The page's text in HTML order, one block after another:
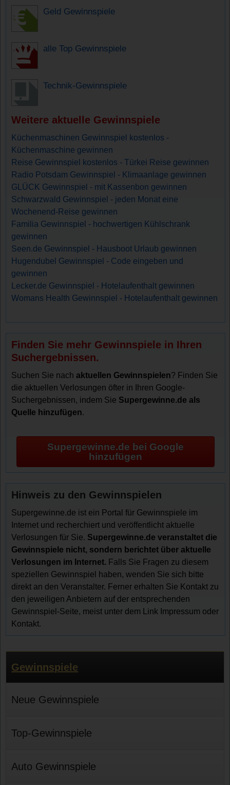
Geld Gewinnspiele
alle Top Gewinnspiele
Technik-Gewinnspiele
Weitere aktuelle Gewinnspiele
Küchenmaschinen Gewinnspiel kostenlos -
Küchenmaschine gewinnen
Reise Gewinnspiel kostenlos - Türkei Reise gewinnen
Radio Potsdam Gewinnspiel - Klimaanlage gewinnen
GLÜCK Gewinnspiel - mit Kassenbon gewinnen
Schwarzwald Gewinnspiel - jeden Monat eine
Wochenend-Reise gewinnen
Familia Gewinnspiel - hochwertigen Kühlschrank
gewinnen
Seen.de Gewinnspiel - Hausboot Urlaub gewinnen
Hugendubel Gewinnspiel - Code eingeben und
gewinnen
Lecker.de Gewinnspiel - Hotelaufenthalt gewinnen
Womans Health Gewinnspiel - Hotelaufenthalt gewinnen
Finden Sie mehr Gewinnspiele in Ihren
Suchergebnissen.
Suchen Sie nachaktuellen Gewinnspielen? Finden Sie
die aktuellen Verlosungen öfter in Ihren Google-
Suchergebnissen, indem Sie Supergewinne.de als
Quelle hinzufügen.
Supergewinne.de bei Google
hinzufügen
Hinweis zu den Gewinnspielen
Supergewinne.de ist ein Portal für Gewinnspiele im
Internet und recherchiert und veröffentlicht aktuelle
Verlosungen für Sie. Supergewinne.de veranstaltet die
Gewinnspiele nicht, sondern berichtet über aktuelle
Verlosungen im Internet. Falls Sie Fragen zu diesem
speziellen Gewinnspiel haben, wenden Sie sich bitte
direkt an den Veranstalter. Ferner erhalten Sie Kontakt zu
den jeweiligen Anbietern auf der entsprechenden
Gewinnspiel-Seite, meist unter dem Link Impressum oder
Kontakt.
Gewinnspiele
Neue Gewinnspiele
Top-Gewinnspiele
Auto Gewinnspiele